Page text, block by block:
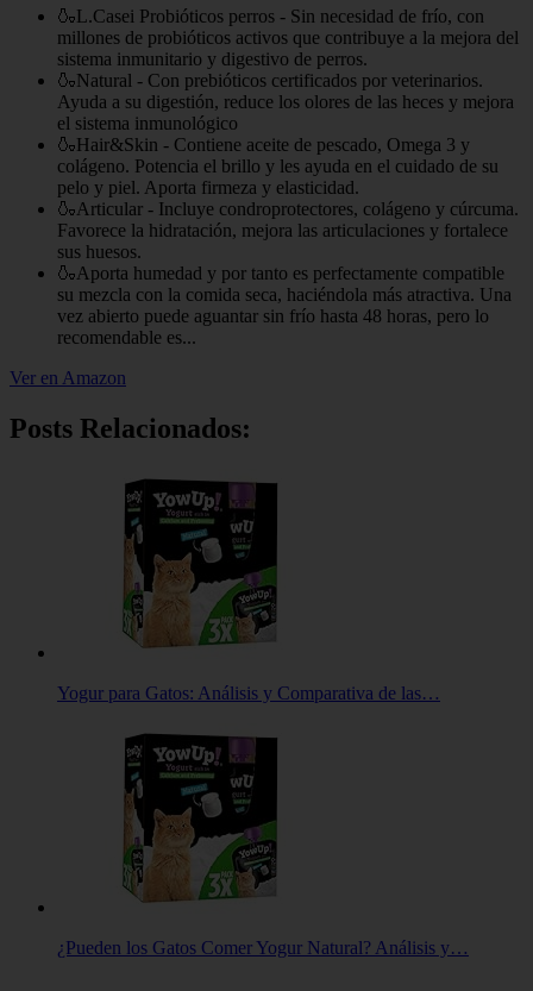
🍶L.Casei Probióticos perros - Sin necesidad de frío, con
millones de probióticos activos que contribuye a la mejora del
sistema inmunitario y digestivo de perros.
🍶Natural - Con prebióticos certificados por veterinarios.
Ayuda a su digestión, reduce los olores de las heces y mejora
el sistema inmunológico
🍶Hair&Skin - Contiene aceite de pescado, Omega 3 y
colágeno. Potencia el brillo y les ayuda en el cuidado de su
pelo y piel. Aporta firmeza y elasticidad.
🍶Articular - Incluye condroprotectores, colágeno y cúrcuma.
Favorece la hidratación, mejora las articulaciones y fortalece
sus huesos.
🍶Aporta humedad y por tanto es perfectamente compatible
su mezcla con la comida seca, haciéndola más atractiva. Una
vez abierto puede aguantar sin frío hasta 48 horas, pero lo
recomendable es...
Ver en Amazon
Posts Relacionados:
Yogur para Gatos: Análisis y Comparativa de las…
¿Pueden los Gatos Comer Yogur Natural? Análisis y…